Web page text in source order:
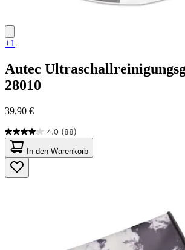
+1
Autec
28010
39,90 €
4.0 (88)
4.0
von
5
Sternen.
88
In den Warenkorb